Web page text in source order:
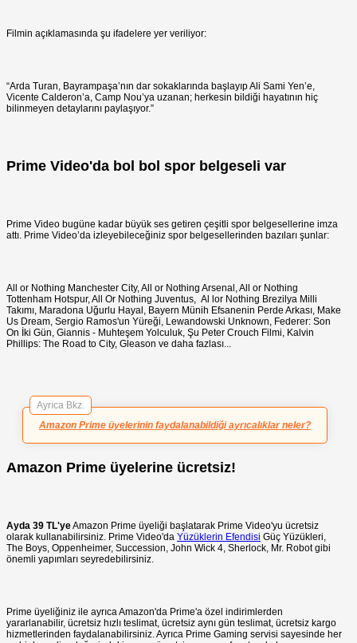
Filmin açıklamasında şu ifadelere yer veriliyor:
“Arda Turan, Bayrampaşa’nın dar sokaklarında başlayıp Ali Sami Yen’e,
Vicente Calderon’a, Camp Nou’ya uzanan; herkesin bildiği hayatının hiç
bilinmeyen detaylarını paylaşıyor.”
Prime Video'da bol bol spor belgeseli var
Prime Video bugüne kadar büyük ses getiren çeşitli spor belgesellerine imza
attı. Prime Video’da izleyebileceğiniz spor belgesellerinden bazıları şunlar:
All or Nothing Manchester City, All or Nothing Arsenal, All or Nothing
Tottenham Hotspur, All Or Nothing Juventus, Al lor Nothing Brezilya Milli
Takımı, Maradona Uğurlu Hayal, Bayern Münih Efsanenin Perde Arkası, Make
Us Dream, Sergio Ramos'un Yüreği, Lewandowski Unknown, Federer: Son
On İki Gün, Giannis - Muhteşem Yolculuk, Şu Peter Crouch Filmi, Kalvin
Phillips: The Road to City, Gleason ve daha fazlası...
Ayrıca Bkz.
Amazon Prime üyelerinin faydalanabildiği ayrıcalıklar neler?
Amazon Prime üyelerine ücretsiz!
Ayda 39 TL'yeAmazon Prime üyeliği başlatarak Prime Video'yu ücretsiz
olarak kullanabilirsiniz. Prime Video'da Yüzüklerin Efendisi Güç Yüzükleri,
The Boys, Oppenheimer, Succession, John Wick 4, Sherlock, Mr. Robot gibi
önemli yapımları seyredebilirsiniz.
Prime üyeliğiniz ile ayrıca Amazon'da Prime'a özel indirimlerden
yararlanabilir, ücretsiz hızlı teslimat, ücretsiz aynı gün teslimat, ücretsiz kargo
hizmetlerinden faydalanabilirsiniz. Ayrıca Prime Gaming servisi sayesinde her